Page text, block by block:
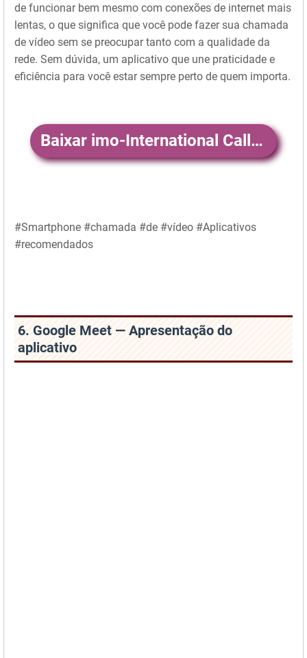
de funcionar bem mesmo com conexões de internet mais
lentas, o que significa que você pode fazer sua chamada
de vídeo sem se preocupar tanto com a qualidade da
rede. Sem dúvida, um aplicativo que une praticidade e
eficiência para você estar sempre perto de quem importa.
Baixar imo-International Calls & Chat
#Smartphone #chamada #de #vídeo #Aplicativos
#recomendados
6. Google Meet — Apresentação do
aplicativo